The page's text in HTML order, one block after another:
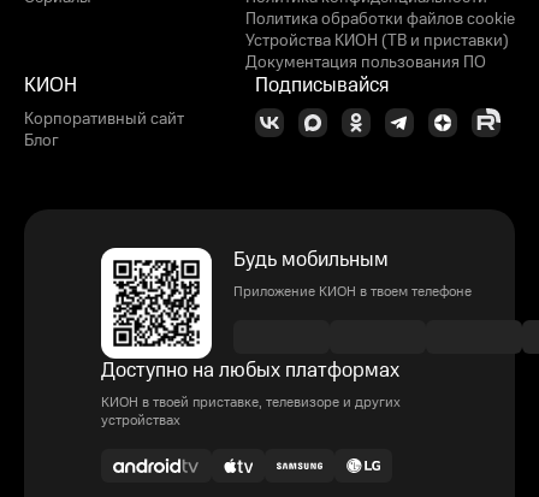
Политика обработки файлов cookie
Устройства КИОН (ТВ и приставки)
Документация пользования ПО
КИОН
Корпоративный сайт
Блог
Подписывайся
Будь мобильным
Приложение КИОН в твоем телефоне
Доступно на любых платформах
КИОН в твоей приставке, телевизоре и других
устройствах